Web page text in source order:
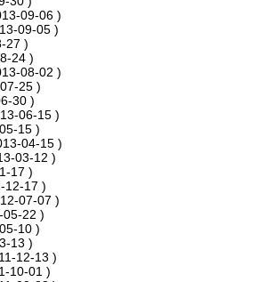
09-06 )
09-05 )
27 )
24 )
08-02 )
25 )
30 )
06-15 )
15 )
04-15 )
03-12 )
17 )
12-17 )
07-07 )
05-22 )
10 )
13 )
12-13 )
10-01 )